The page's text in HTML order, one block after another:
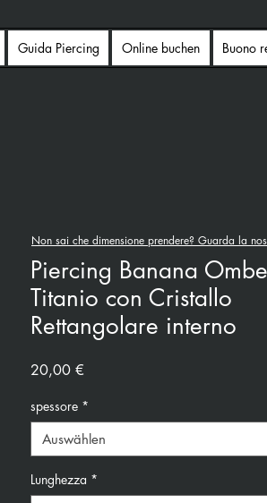
Guida Piercing Online buchen Buono
Piercing Banana
Titanio con Cristallo
Rettangolare interno
20,00 €
spessore *
Auswählen
Lunghezza *
Non sai che dimensione prendere? Guarda la